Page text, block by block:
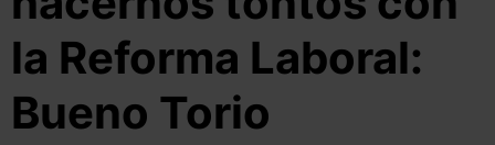
la Reforma Laboral:
Bueno Torio